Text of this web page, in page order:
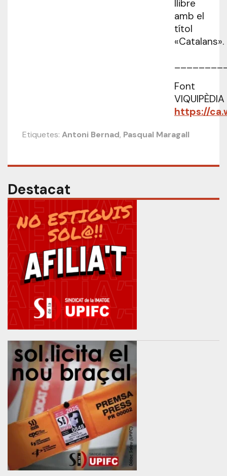
llibre
amb el
títol
«Catalans».
Font
VIQUIPÈDIA
https://
Etiquetes: Antoni Bernad, Pasqual Maragall
Destacat